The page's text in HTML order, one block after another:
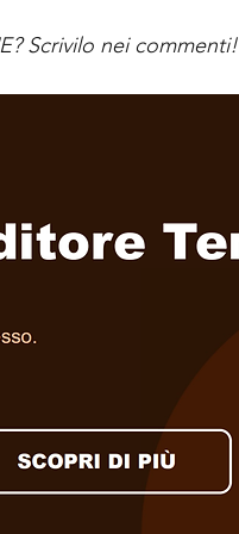
Scrivilo nei commenti!